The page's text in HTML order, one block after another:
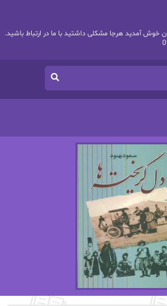
خوش آمدید هرجا مشکلی داشتید با ما در ارتباط باشید.